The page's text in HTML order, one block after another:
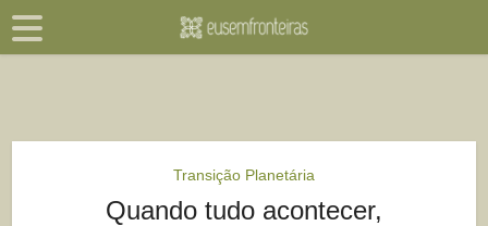
Transição Planetária
Quando tudo acontecer,